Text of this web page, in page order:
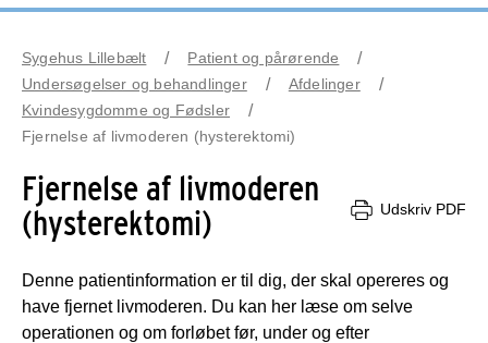
Sygehus Lillebælt
Patient og pårørende
Undersøgelser og behandlinger
Afdelinger
Kvindesygdomme og Fødsler
Fjernelse af livmoderen (hysterektomi)
Fjernelse af livmoderen
(hysterektomi)
Udskriv PDF
Denne patientinformation er til dig, der skal opereres og
have fjernet livmoderen. Du kan her læse om selve
operationen og om forløbet før, under og efter